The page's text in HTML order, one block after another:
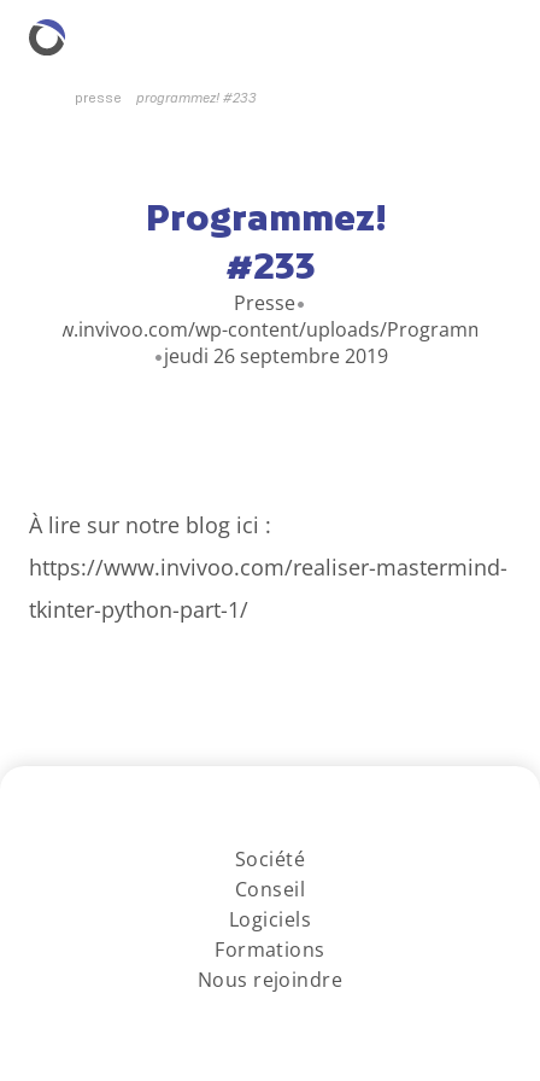
presse programmez! #233
Programmez!
#233
Presse•
www.invivoo.com/wp-content/uploads/Programmez-
•jeudi 26 septembre 2019
À lire sur notre blog ici :
https://www.invivoo.com/realiser-mastermind-
tkinter-python-part-1/
Société
Conseil
Logiciels
Formations
Nous rejoindre